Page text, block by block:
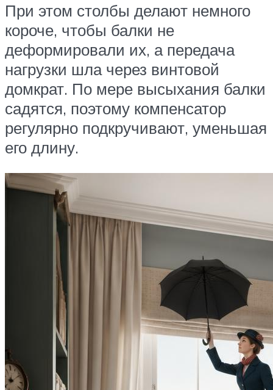
При этом столбы делают немного
короче, чтобы балки не
деформировали их, а передача
нагрузки шла через винтовой
домкрат. По мере высыхания балки
садятся, поэтому компенсатор
регулярно подкручивают, уменьшая
его длину.